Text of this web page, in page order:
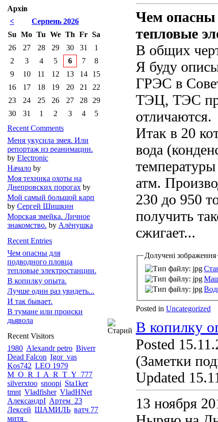
Чем опасны
тепловые
В общих
Я буду
ГРЭС в
ТЭЦ, ТЭС
отличаются.
Итак в 20
вода
атм.
230 до 950
получить
сжигает...
Долучені зображення
Posted in Uncategorized
В копилку
Posted
(Заметки
Updated
13 ноября
Архів
<
Серпень 2026
Su Mo Tu We Th Fr Sa
26
27 28 29 30 31
1
2
3 4 5 6 7
8
9
10 11 12 13 14
15
16
17 18 19 20 21
22
23
24 25 26 27 28
29
30
31 1 2 3 4
5
Recent Comments
Меня укусила змея. Или
репортаж из реанимации.
by Electronic
Начало by
Моя техника охоты на
Днепровских порогах by
Мой самый большой карп
by Сергей Шишкин
Морская змейка. Личное
знакомство. by Алёнушка
Recent Entries
Чем опасны для
подводного пловца
тепловые электростанции.
В копилку опыта.
Лучше один раз увидеть...
И так бывает.
В тумане или происки
дьявола
Recent Visitors
1980 Alexandr petro Biverr
Dead Falcon Igor_vas
Kos742 LEO 1979
M_O_R_I_A_R_T_Y_777
silverxtoo snoopi Sta1ker
tmnt Vladfisher VladHNet
АлександрI Артем_23
Лексей ШАМИЛЬ ватч 77
митя_